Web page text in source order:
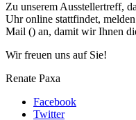
Zu unserem Ausstellertreff,
Uhr online stattfindet,
Mail () an, damit wir Ihnen
Wir freuen uns auf Sie!
Renate Paxa
Facebook
Twitter